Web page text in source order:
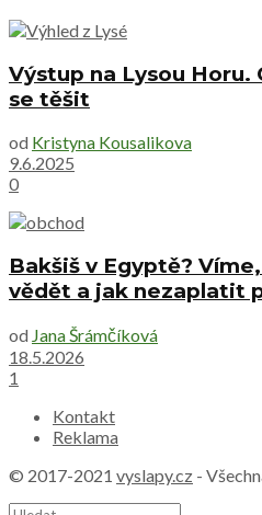
Výstup na Lysou Horu.
se těšit
od Kristyna Kousalikova
9.6.2025
0
Bakšiš v Egyptě?
vědět a jak nezaplatit
od Jana Šrámčíková
18.5.2026
1
Kontakt
Reklama
© 2017-2021 vyslapy.cz -